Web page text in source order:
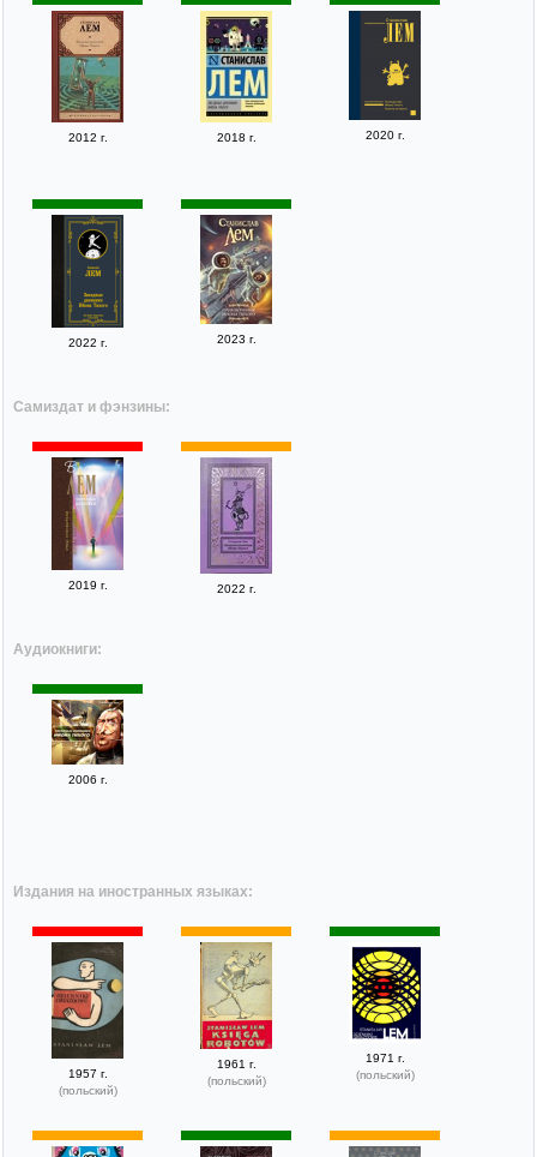
2012 г. 2018 г. 2020 г.
2022 г. 2023 г.
Самиздат и фэнзины:
2019 г. 2022 г.
Аудиокниги:
2006 г.
Издания на иностранных языках:
1957 г.
(польский)
1961 г.
(польский)
1971 г.
(польский)